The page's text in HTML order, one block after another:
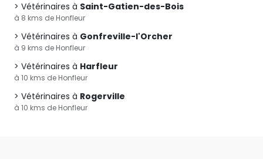
Vétérinaires à Saint-Gatien-des-Bois
à 8 kms de Honfleur
Vétérinaires à Gonfreville-l'Orcher
à 9 kms de Honfleur
Vétérinaires à Harfleur
à 10 kms de Honfleur
Vétérinaires à Rogerville
à 10 kms de Honfleur